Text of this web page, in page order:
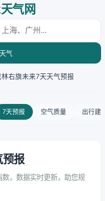
气网
气
林右旗未来7天天气预报
7天预报 空气质量 出行建
预报
，数据实时更新，助您规